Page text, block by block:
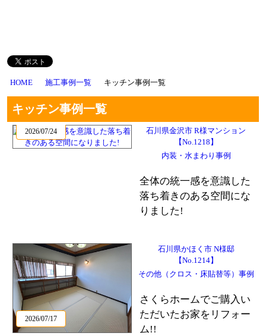
HOME 施工事例一覧 キッチン事例一覧
キッチン事例一覧
2026/07/24
石川県金沢市 R様マンション
【No.1218】
内装・水まわり事例
全体の統一感を意識した
落ち着きのある空間にな
りました!
2026/07/17
石川県かほく市 N様邸
【No.1214】
その他（クロス・床貼替等）事例
さくらホームでご購入い
ただいたお家をリフォー
ム!!